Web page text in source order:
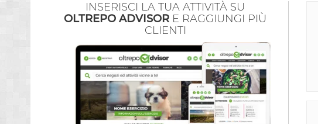
INSERISCI LA TUA ATTIVITÀ SU
OLTREPO ADVISOR E RAGGIUNGI PIÙ
CLIENTI